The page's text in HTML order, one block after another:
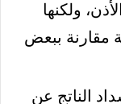
ولكنها
مقارنة ببعض
الناتج عن